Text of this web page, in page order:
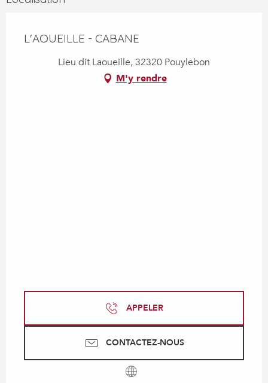
L'AOUEILLE - CABANE
Lieu dit Laoueille, 32320 Pouylebon
M'y rendre
APPELER
CONTACTEZ-NOUS